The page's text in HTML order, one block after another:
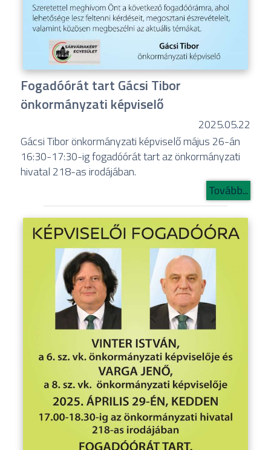
Fogadóórát tart Gácsi Tibor
önkormányzati képviselő
2025.05.22
Gácsi Tibor önkormányzati képviselő május 26-án
16:30-17:30-ig fogadóórát tart az önkormányzati
hivatal 218-as irodájában.
Tovább...